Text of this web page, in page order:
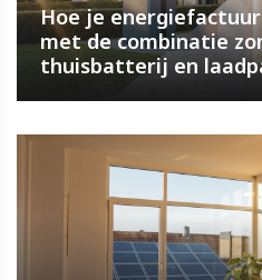
Hoe je
met de combinatie
thuisbatterij en